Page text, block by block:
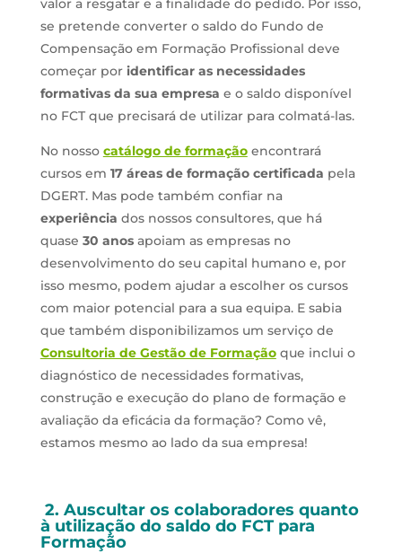
se pretende converter o saldo do Fundo de
Compensação em Formação Profissional deve
começar por identificar as necessidades
formativas da sua empresa e o saldo disponível
no FCT que precisará de utilizar para colmatá-las.
No nosso catálogo de formaçãoencontrará
cursos em 17 áreas de formação certificada pela
DGERT. Mas pode também confiar na
experiência dos nossos consultores, que há
quase 30 anosapoiam as empresas no
desenvolvimento do seu capital humano e, por
isso mesmo, podem ajudar a escolher os cursos
com maior potencial para a sua equipa. E sabia
que também disponibilizamos um serviço de
Consultoria de Gestão de Formaçãoque inclui o
diagnóstico de necessidades formativas,
construção e execução do plano de formação e
avaliação da eficácia da formação? Como vê,
estamos mesmo ao lado da sua empresa!
2. Auscultar os colaboradores quanto
à utilização do saldo do FCT para
Formação